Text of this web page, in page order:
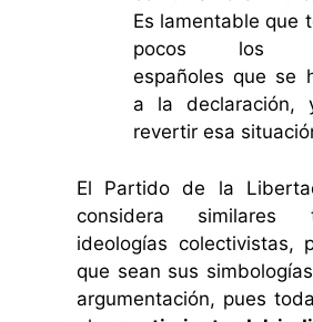
Es lamentable que
pocos los
españoles que se
a la declaración,
revertir esa
El Partido de la
considera similares
ideologías colectivistas,
que sean sus
argumentación, pues